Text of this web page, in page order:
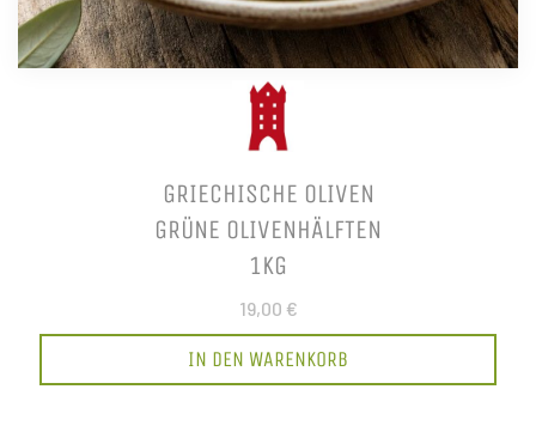
GRIECHISCHE OLIVEN
GRÜNE OLIVENHÄLFTEN
1KG
19,00 €
IN DEN WARENKORB